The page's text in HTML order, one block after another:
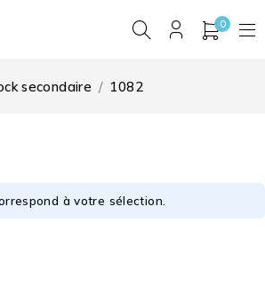
0
secondaire / 1082
à votre sélection.